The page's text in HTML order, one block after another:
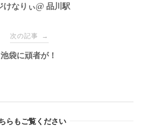
けなりぃ@ 品川駅
次の記事 →
池袋に頑者が！
らもご覧ください